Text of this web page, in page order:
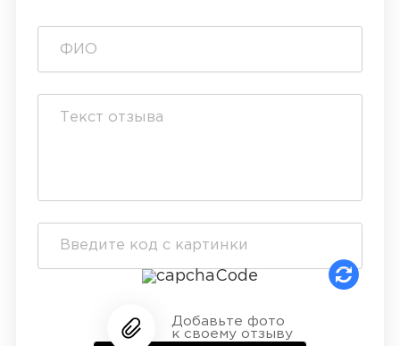
Добавьте фото
к своему отзыву